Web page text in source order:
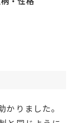
りました。